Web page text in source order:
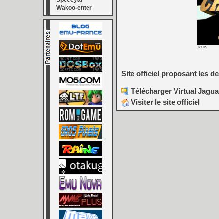
Wakoo-enter
Site officiel proposant les
Télécharger Virtual
Visiter le site officiel